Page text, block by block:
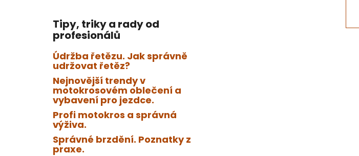
Tipy, triky a rady od
profesionálů
Údržba řetězu. Jak správně
udržovat řetěz?
Nejnovější trendy v
motokrosovém oblečení a
vybavení pro jezdce.
Profi motokros a správná
výživa.
Správné brzdění. Poznatky z
praxe.
KOLEČKO FANTIC XXF 450 (22-24) E427
199 Kč